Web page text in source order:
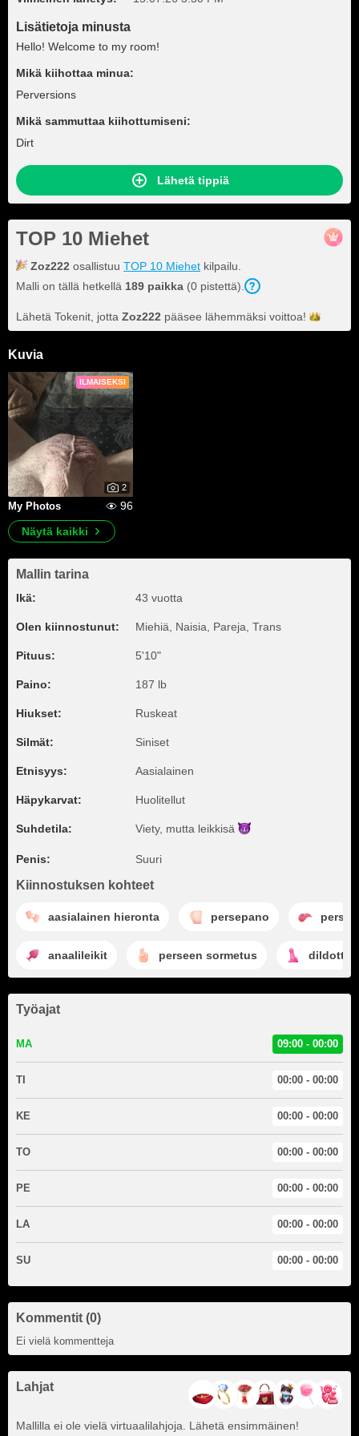
Lisätietoja minusta
Hello! Welcome to my room!
Mikä kiihottaa minua:
Perversions
Mikä sammuttaa kiihottumiseni:
Dirt
Lähetä tippiä
TOP 10 Miehet
Zoz222 osallistuu TOP 10 Miehet kilpailu.
Malli on tällä hetkellä 189 paikka (0 pistettä).
Lähetä Tokenit, jotta Zoz222 pääsee lähemmäksi voittoa!
Kuvia
ILMAISEKSI
2
My Photos
96
Näytä kaikki
Mallin tarina
Ikä: 43 vuotta
Olen kiinnostunut: Miehiä, Naisia, Pareja, Trans
Pituus: 5'10"
Paino: 187 lb
Hiukset: Ruskeat
Silmät: Siniset
Etnisyys: Aasialainen
Häpykarvat: Huolitellut
Suhdetila: Viety, mutta leikkisä
Penis: Suuri
Kiinnostuksen kohteet
aasialainen hieronta persepano
anaalileikit perseen sormetus
Työajat
MA 09:00 - 00:00
TI 00:00 - 00:00
KE 00:00 - 00:00
TO 00:00 - 00:00
PE 00:00 - 00:00
LA 00:00 - 00:00
SU 00:00 - 00:00
Kommentit (0)
Ei vielä kommentteja
Lahjat
Mallilla ei ole vielä virtuaalilahjoja. Lähetä ensimmäinen!